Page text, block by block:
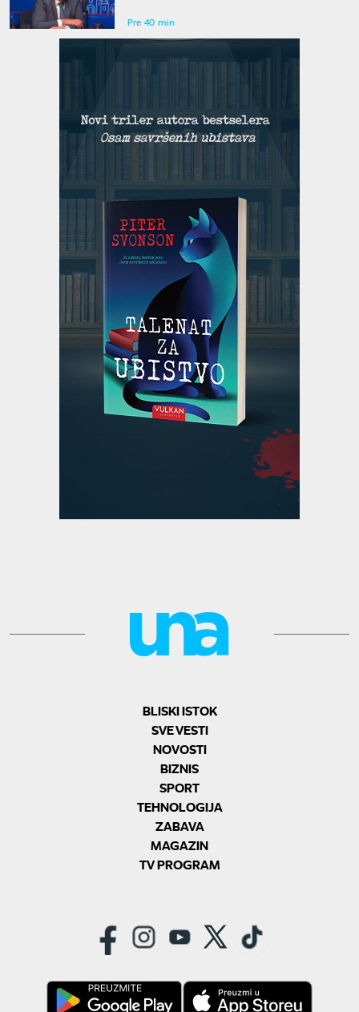
Pre 40 min
BLISKI ISTOK
SVE VESTI
NOVOSTI
BIZNIS
SPORT
TEHNOLOGIJA
ZABAVA
MAGAZIN
TV PROGRAM